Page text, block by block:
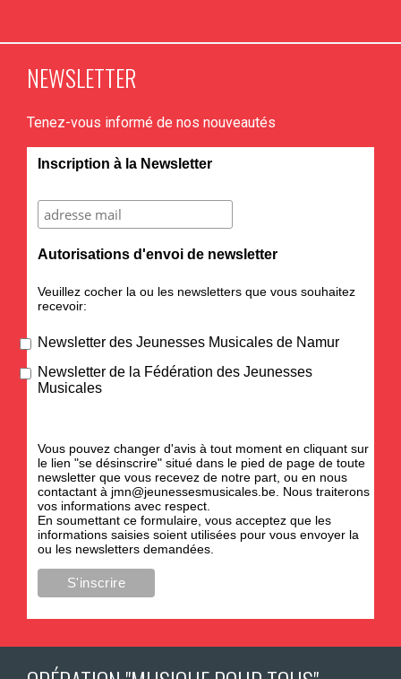
NEWSLETTER
Tenez-vous informé de nos nouveautés
Inscription à la Newsletter
Autorisations d'envoi de newsletter
Veuillez cocher la ou les newsletters que vous souhaitez
recevoir:
Newsletter des Jeunesses Musicales de Namur
Newsletter de la Fédération des Jeunesses
Musicales
Vous pouvez changer d'avis à tout moment en cliquant sur
le lien "se désinscrire" situé dans le pied de page de toute
newsletter que vous recevez de notre part, ou en nous
contactant à jmn@jeunessesmusicales.be. Nous traiterons
vos informations avec respect.
En soumettant ce formulaire, vous acceptez que les
informations saisies soient utilisées pour vous envoyer la
ou les newsletters demandées.